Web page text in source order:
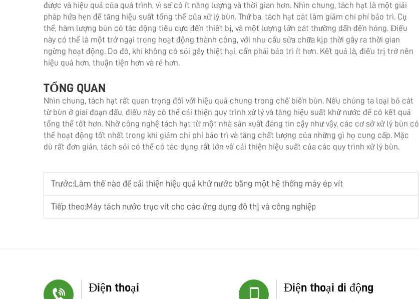
được và hiệu quả của quá trình, vì sẽ có ít năng lượng và thời gian hơn. Nhìn chung, tách hạt là một giải
pháp hứa hẹn để tăng hiệu suất tổng thể của xử lý bùn. Thứ ba, tách hạt cát làm giảm chi phí bảo trì. Cụ
thể, hàm lượng bùn có tác động tiêu cực đến thiết bị, và một lượng lớn cát thường dẫn đến hỏng. Điều
này có thể là một trở ngại trong hoạt động thành công, với nhu cầu sửa chữa kịp thời gây ra thời gian
ngừng hoạt động. Do đó, khi không có sỏi gây thiệt hại, cần phải bảo trì ít hơn. Kết quả là, điều trị trở nên
hiệu quả hơn, thuận tiện hơn và rẻ hơn.
TỔNG QUAN
Nhìn chung, tách hạt rất quan trọng đối với hiệu quả chung trong chế biến bùn. Nếu chúng ta loại bỏ cát
từ bùn ở giai đoạn đầu, điều này có thể cải thiện quy trình xử lý và tăng hiệu suất khử nước để có kết quả
tổng thể tốt hơn. Nhờ công nghệ tách hạt từ một nhà sản xuất đáng tin cậy như vậy, các cơ sở xử lý bùn có
thể hoạt động tốt nhất trong khi giảm chi phí bảo trì và tăng chất lượng của những gì họ cung cấp. Mặc
dù rất đơn giản, tách sỏi có thể có tác dụng rất lớn về cải thiện hiệu suất của các quy trình xử lý bùn.
Trước:Làm thế nào để cải thiện hiệu quả khử nước bằng một hệ thống máy ép vít
Tiếp theo:Máy tách nước trục vít cho các ứng dụng đô thị và công nghiệp
Điện thoại Điện thoại di động